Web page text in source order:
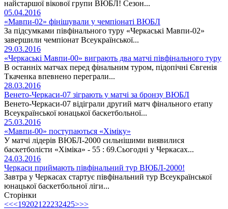
найстаршої вікової групи ВЮБЛ! Сезон...
05.04.2016
«Мавпи-02» фінішували у чемпіонаті ВЮБЛ
За підсумками півфінального туру «Черкаські Мавпи-02»
завершили чемпіонат Всеукраїнської...
29.03.2016
«Черкаські Мавпи-00» виграють два матчі півфінального туру
В останніх матчах перед фінальним туром, підопічні Євгенія
Ткаченка впевнено переграли...
28.03.2016
Венето-Черкаси-07 зіграють у матчі за бронзу ВЮБЛ
Венето-Черкаси-07 відіграли другий матч фінального етапу
Всеукраїнської юнацької баскетбольної...
25.03.2016
«Мавпи-00» поступаються «Хіміку»
У матчі лідерів ВЮБЛ-2000 сильнішими виявилися
баскетболісти «Хіміка» - 55 : 69.Сьогодні у Черкасах...
24.03.2016
Черкаси приймають півфінальний тур ВЮБЛ-2000!
Завтра у Черкасах стартує півфінальний тур Всеукраїнської
юнацької баскетбольної ліги...
Сторінки
<<<192021 22232425>>>